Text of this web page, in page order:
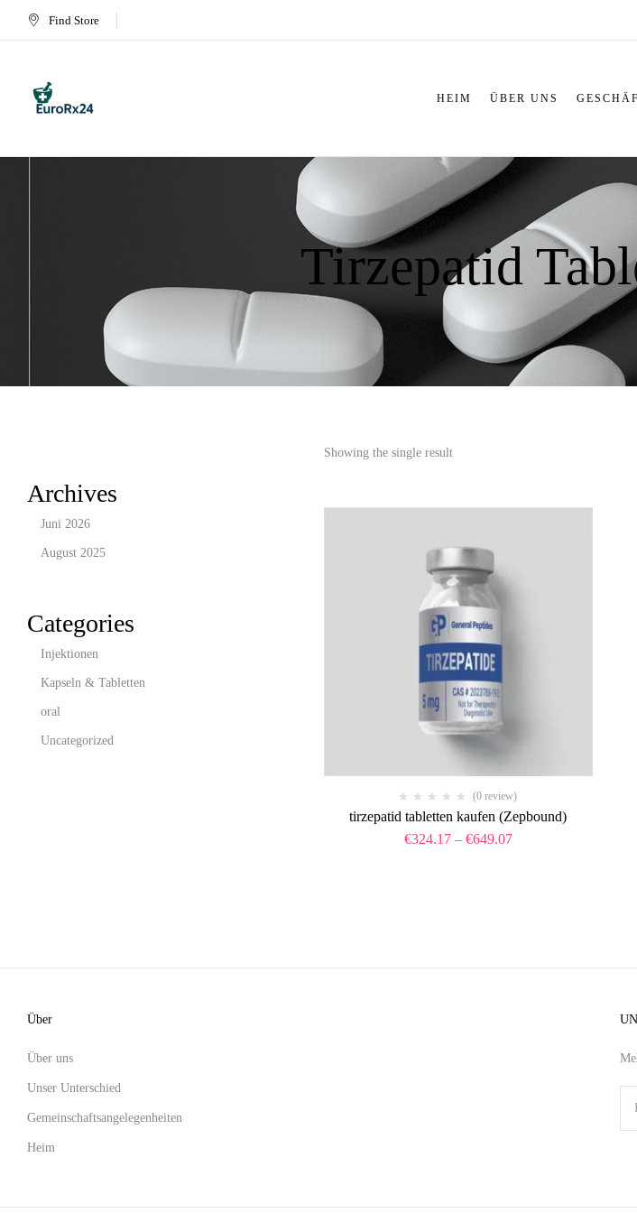
Find Store
HEIM ÜBER UNS
Tirzepatid
Archives
Juni 2026
August 2025
Categories
Injektionen
Kapseln & Tabletten
oral
Uncategorized
Showing the single result
(0 review)
tirzepatid tabletten kaufen (Zepbound)
€324.17 – €649.07
Über
Über uns
Unser Unterschied
Gemeinschaftsangelegenheiten
Heim